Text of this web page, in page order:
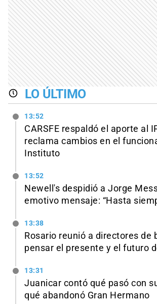
LO ÚLTIMO
13:52
CARSFE respaldó el aporte al
reclama cambios en el
Instituto
13:52
Newell's despidió a Jorge
emotivo mensaje: “Hasta
13:38
Rosario reunió a directores de
pensar el presente y el futuro
13:31
Juanicar contó qué pasó con
qué abandonó Gran Hermano